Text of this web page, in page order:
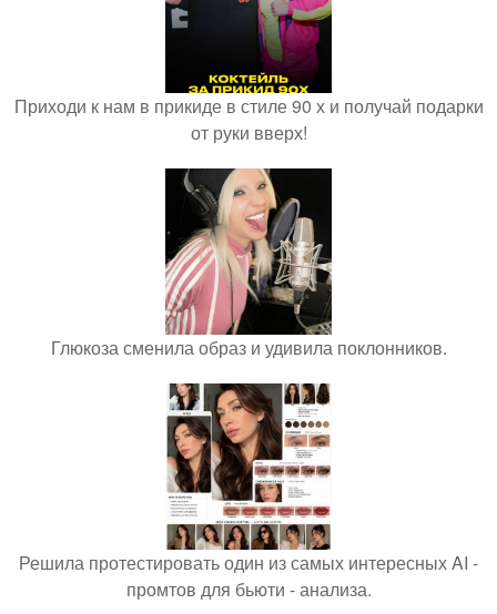
Приходи к нам в прикиде в стиле 90 х и получай подарки
от руки вверх!
Глюкоза сменила образ и удивила поклонников.
Решила протестировать один из самых интересных AI -
промтов для бьюти - анализа.